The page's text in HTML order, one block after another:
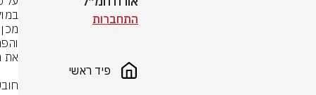
התחברות
פיד ראשי